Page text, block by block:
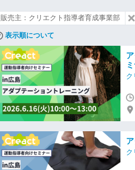
販売主：クリエクト指導者育成事業部
表示順について
ク
ク